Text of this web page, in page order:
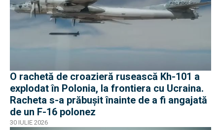
O rachetă de croazieră rusească Kh-101 a
explodat în Polonia, la frontiera cu Ucraina.
Racheta s-a prăbușit înainte de a fi angajată
de un F-16 polonez
30 IULIE 2026